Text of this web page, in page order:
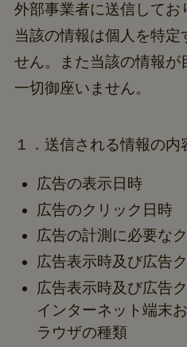
外部事業者に送信してお
当該の情報は個人を特定
せん。また当該の情報が
一切御座いません。
１．送信される情報の内
広告の表示日時
広告のクリック日時
広告の計測に必要な
広告表示時及び広告
広告表示時及び広告
インターネット端末
ラウザの種類